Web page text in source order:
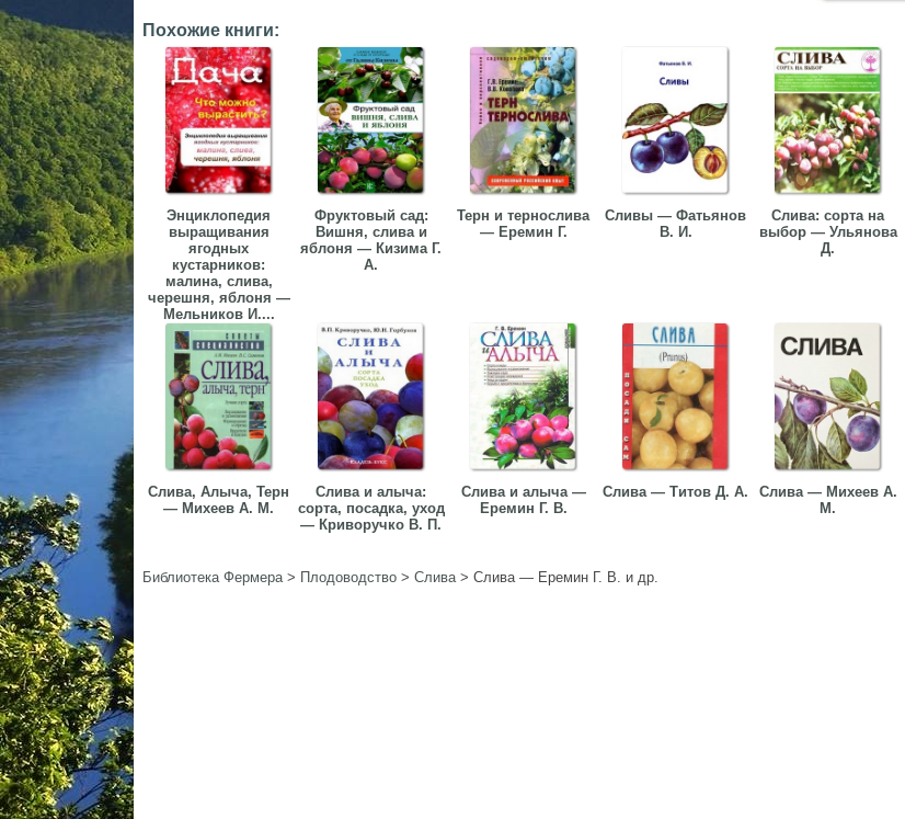
Похожие книги:
Энциклопедия
выращивания
ягодных
кустарников:
малина, слива,
черешня, яблоня —
Мельников И....
Фруктовый сад:
Вишня, слива и
яблоня — Кизима Г.
А.
Терн и тернослива
— Еремин Г.
Сливы — Фатьянов
В. И.
Слива: сорта на
выбор — Ульянова
Д.
Слива, Алыча, Терн
— Михеев А. М.
Слива и алыча:
сорта, посадка, уход
— Криворучко В. П.
Слива и алыча —
Еремин Г. В.
Слива — Титов Д. А.
Слива — Михеев А.
М.
Библиотека Фермера> Плодоводство > Слива> Слива — Еремин Г. В. и др.